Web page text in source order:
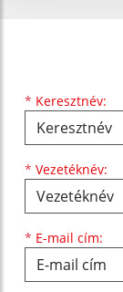
* Keresztnév:
Keresztnév
* Vezetéknév:
Vezetéknév
* E-mail cím:
E-mail cím